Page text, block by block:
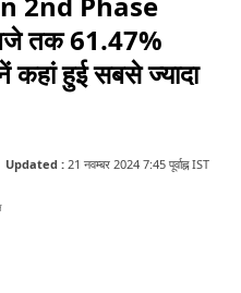
तक 61.47%
कहां हुई सबसे ज्यादा
Updated : 21 नवम्बर 2024 7:45 पूर्वाह्न IST